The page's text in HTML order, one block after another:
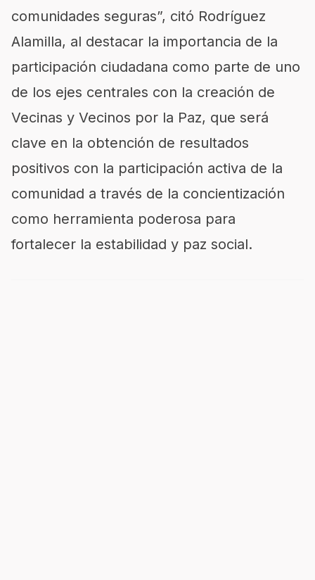
comunidades seguras”, citó Rodríguez
Alamilla, al destacar la importancia de la
participación ciudadana como parte de uno
de los ejes centrales con la creación de
Vecinas y Vecinos por la Paz, que será
clave en la obtención de resultados
positivos con la participación activa de la
comunidad a través de la concientización
como herramienta poderosa para
fortalecer la estabilidad y paz social.